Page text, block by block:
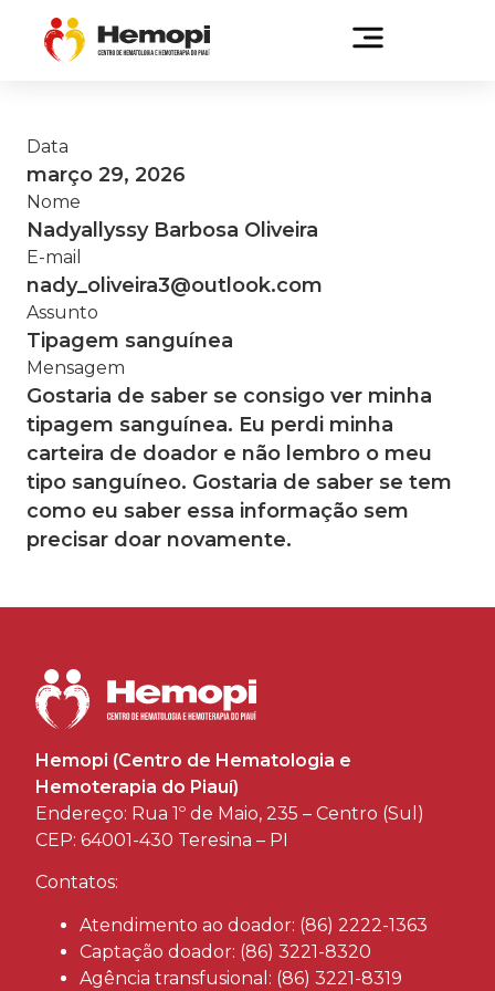
Data
março 29, 2026
Nome
Nadyallyssy Barbosa Oliveira
E-mail
nady_oliveira3@outlook.com
Assunto
Tipagem sanguínea
Mensagem
Gostaria de saber se consigo ver minha
tipagem sanguínea. Eu perdi minha
carteira de doador e não lembro o meu
tipo sanguíneo. Gostaria de saber se tem
como eu saber essa informação sem
precisar doar novamente.
Hemopi (Centro de Hematologia e
Hemoterapia do Piauí)
Endereço: Rua 1º de Maio, 235 – Centro (Sul)
CEP: 64001-430 Teresina – PI
Contatos:
Atendimento ao doador: (86) 2222-1363
Captação doador: (86) 3221-8320
Agência transfusional: (86) 3221-8319